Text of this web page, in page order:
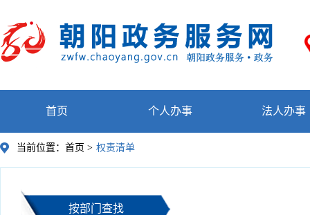
首页 个人办事 法人办事
当前位置： 首页 > 权责清单
按部门查找